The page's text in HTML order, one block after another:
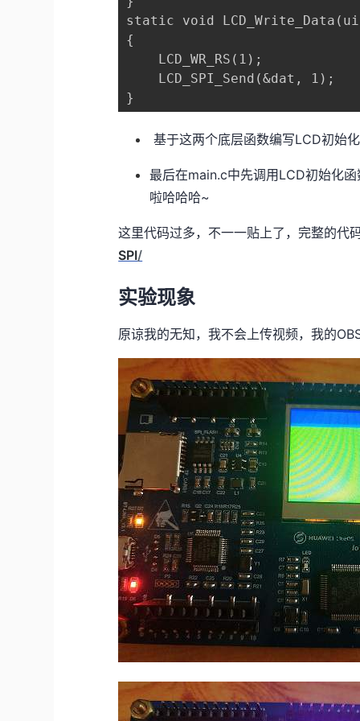
static void
{
LCD_WR_RS(1);
LCD_SPI_Send(&dat, 1);
}
基于这两个底层函数编写LCD初始
最后在main.c中先调用LCD初始化
啦哈哈哈~
这里代码过多，不一一贴上了，完整的代
SPI/
实验现象
原谅我的无知，我不会上传视频，我的